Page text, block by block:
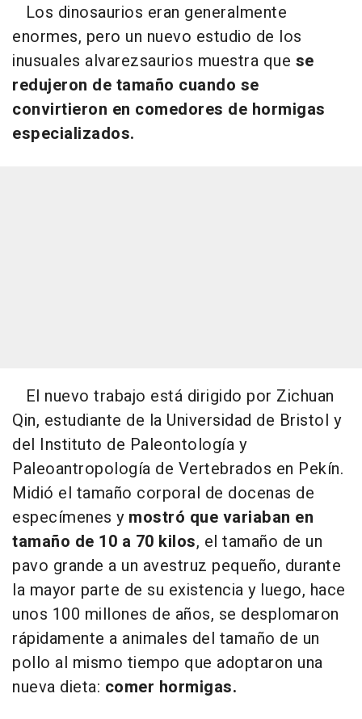
Los dinosaurios eran generalmente
enormes, pero un nuevo estudio de los
inusuales alvarezsaurios muestra que se
redujeron de tamaño cuando se
convirtieron en comedores de hormigas
especializados.
El nuevo trabajo está dirigido por Zichuan
Qin, estudiante de la Universidad de Bristol y
del Instituto de Paleontología y
Paleoantropología de Vertebrados en Pekín.
Midió el tamaño corporal de docenas de
especímenes ymostró que variaban en
tamaño de 10 a 70 kilos, el tamaño de un
pavo grande a un avestruz pequeño, durante
la mayor parte de su existencia y luego, hace
unos 100 millones de años, se desplomaron
rápidamente a animales del tamaño de un
pollo al mismo tiempo que adoptaron una
nueva dieta: comer hormigas.